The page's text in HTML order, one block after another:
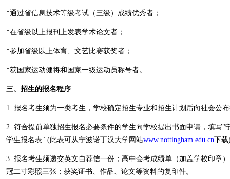
*通过省信息技术等级考试（三级）成绩优秀者；
*在省级以上报刊上发表学术论文者；
*参加省级以上体育、文艺比赛获奖者；
*获国家运动健将和国家一级运动员称号者。
三、招生的报名程序
1. 报名考生须为一类考生，学校确定招生专业和招生计划后向社会公
2. 符合提前单独招生报名必要条件的学生向学校提出书面申请，填写"
学生报名表" (此表可从宁波诺丁汉大学网站www.nottingham.edu.cn下载
3. 报名考生须递交英文自荐信一份；高中会考成绩单（加盖学校印章
冠二寸彩照三张；获奖证书、作品、论文等资料的复印件。